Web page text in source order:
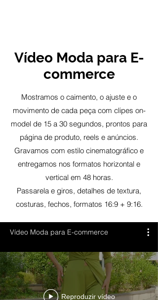
Vídeo Moda para E-
commerce
Mostramos o caimento, o ajuste e o
movimento de cada peça com clipes on-
model de 15 a 30 segundos, prontos para
página de produto, reels e anúncios.
Gravamos com estilo cinematográfico e
entregamos nos formatos horizontal e
vertical em 48 horas.
Passarela e giros, detalhes de textura,
costuras, fechos, formatos 16:9 + 9:16.
Vídeo Moda para E-commerce
Reproduzir vídeo